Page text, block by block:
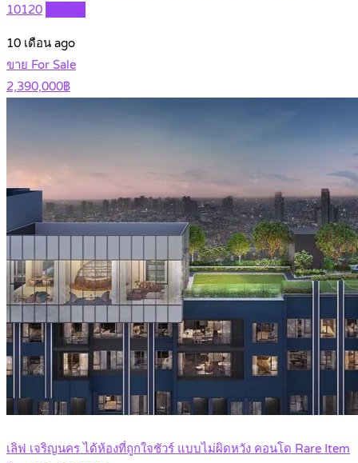
10120
10 เดือน ago
ขาย For Sale
2,390,000฿
เลิฟ เจริญนคร ได้ห้องที่ถูกใจชัวร์ แบบไม่ผิดหวัง คอนโด Rare Item